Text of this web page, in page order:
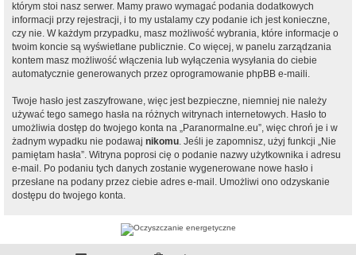
którym stoi nasz serwer. Mamy prawo wymagać podania dodatkowych
informacji przy rejestracji, i to my ustalamy czy podanie ich jest konieczne,
czy nie. W każdym przypadku, masz możliwość wybrania, które informacje o
twoim koncie są wyświetlane publicznie. Co więcej, w panelu zarządzania
kontem masz możliwość włączenia lub wyłączenia wysyłania do ciebie
automatycznie generowanych przez oprogramowanie phpBB e-maili.
Twoje hasło jest zaszyfrowane, więc jest bezpieczne, niemniej nie należy
używać tego samego hasła na różnych witrynach internetowych. Hasło to
umożliwia dostęp do twojego konta na „Paranormalne.eu”, więc chroń je i w
żadnym wypadku nie podawaj nikomu. Jeśli je zapomnisz, użyj funkcji „Nie
pamiętam hasła”. Witryna poprosi cię o podanie nazwy użytkownika i adresu
e-mail. Po podaniu tych danych zostanie wygenerowane nowe hasło i
przesłane na podany przez ciebie adres e-mail. Umożliwi ono odzyskanie
dostępu do twojego konta.